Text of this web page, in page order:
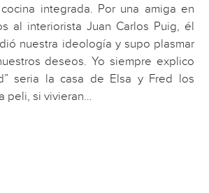
integrada. Por una amiga en
al interiorista Juan Carlos Puig, él
nuestra ideología y supo plasmar
deseos. Yo siempre explico
seria la casa de Elsa y Fred los
peli, si vivieran…